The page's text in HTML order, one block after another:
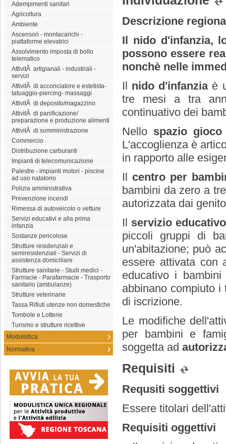
Adempimenti sanitari
Agricoltura
Ambiente
Ascensori - montacarichi -
piattaforme elevatrici
Assolvimento imposta di bollo
telematico
AttivitÃ artigianali - industriali -
servizi
AttivitÃ di acconciatore e estetista-
tatuaggio-piercing- massaggi
AttivitÃ di deposito/magazzino
AttivitÃ di panificazione/
preparazione e produzione alimenti
AttivitÃ di somministrazione
Commercio
Distribuzione carburanti
Impianti di telecomunicazione
Palestre - impianti motori - piscine
ad uso natatorio
Polizia amministrativa
Prevenzione incendi
Rimessa di autoveicolo o vetture
Servizi educativi e alla prima
infanzia
Sostanze pericolose
Strutture residenziali e
semiresidenziali - Servizi di
assistenza domiciliare
Strutture sanitarie - Studi medici -
Farmacie - Parafarmacie - Trasporto
sanitario (ambulanze)
Strutture veterinarie
Tassa Rifiuti utenze non domestiche
Tombole e Lotterie
Turismo e strutture ricettive
Modulistica
Normativa
Descrizione
Il nido d'infanzia,
possono essere
nonchè nelle
Il nido d'infanzia è
tre mesi a tra
continuativo dei
Nello spazio gioco
L'accoglienza è
in rapporto alle
Il centro per
bambini da zero a
autorizzata dai
Il servizio
piccoli gruppi di
un'abitazione; può
essere attivata con
educativo i
abbinano compiuto
di iscrizione.
Le modifiche
per bambini e
soggetta ad
Requisiti
Requsiti soggettivi
Essere titolari
Requisiti oggettivi